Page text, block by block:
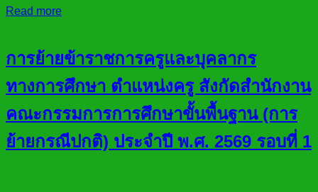
Read more
การย้ายข้าราชการครูและบุคลากร
ทางการศึกษา ตำแหน่งครู สังกัดสำนักงาน
คณะกรรมการการศึกษาขั้นพื้นฐาน (การ
ย้ายกรณีปกติ) ประจำปี พ.ศ. 2569 รอบที่ 1